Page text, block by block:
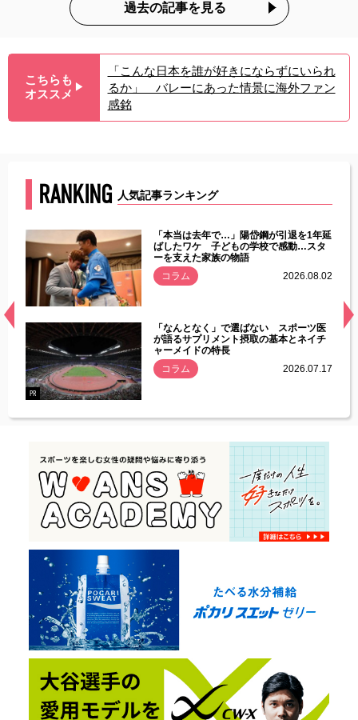
過去の記事を見る
こちらも
オススメ ▶︎
「こんな日本を誰が好きにならずにいられ
るか」 バレーにあった情景に海外ファン
感銘
RANKING 人気記事ランキング
常
「本当は去年で…」陽岱鋼が引退を1年延
ばしたワケ 子どもの学校で感動…スタ
ーを支えた家族の物語
コラム
2026.08.02
PR
「なんとなく」で選ばない スポーツ医
が語るサプリメント摂取の基本とネイチ
ャーメイドの特長
コラム
2026.07.17